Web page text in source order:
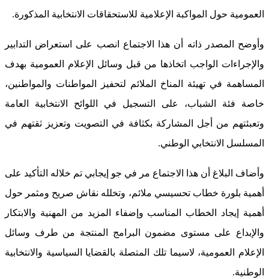
العمومية حول المواكبة الإعلامية للاستحقاقات الانتخابية المذكورة.
وأوضح المصدر ذاته أن هذا الاجتماع انصب على استعراض التدابير
والإجراءات الواجب اتخاذها من قبل وسائل الإعلام العمومية بهدف
المساهمة في تهيئة المناخ الملائم لتحفيز المواطنات والمواطنين،
خاصة فئة الشباب، على التسجيل في اللوائح الانتخابية العامة
وتعبئتهم من أجل المشاركة بكثافة في التصويت وتعزيز ثقتهم في
المسلسل الانتخابي الوطني.
وأضاف البلاغ أن هذا الاجتماع مر في جو إيجابي تم خلاله التأكيد على
أهمية بلورة خطاب تحسيسي ملائم، وتخلله نقاش صريح ومثمر حول
أهمية إيجاد الخطاب المناسب وإضفاء المزيد من المهنية والابتكار
والإبداع على مستوى مضمون البرامج المنتجة من طرف وسائل
الإعلام العمومية، لاسيما تلك المتصلة بالقضايا السياسية والانتخابية
الوطنية.